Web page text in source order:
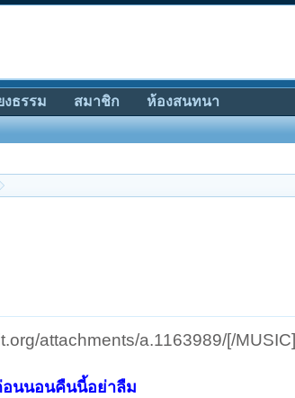
attachments/a.1163989/[/MUSIC]​
อนนอนคืนนี้อย่าลืม
งธรรม สมาชิก ห้องสนทนา